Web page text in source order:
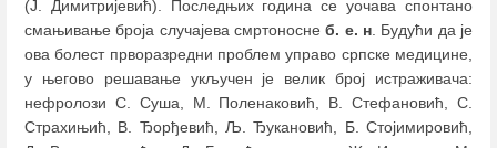
(Ј. Димитријевић). Последњих година се уочава спонтано
смањивање броја случајева смртоноснеб. е. н. Будући да је
ова болест прворазредни проблем управо српске медицине,
у његово решавање укључен је велик број истраживача:
нефролози С. Суша, М. Поленаковић, В. Стефановић, С.
Страхињић, В. Ђорђевић, Љ. Ђукановић, Б. Стојимировић,